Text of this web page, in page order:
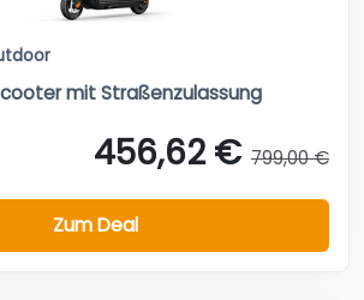
mit Straßenzulassung
456,62 € 799,00 €
Zum Deal